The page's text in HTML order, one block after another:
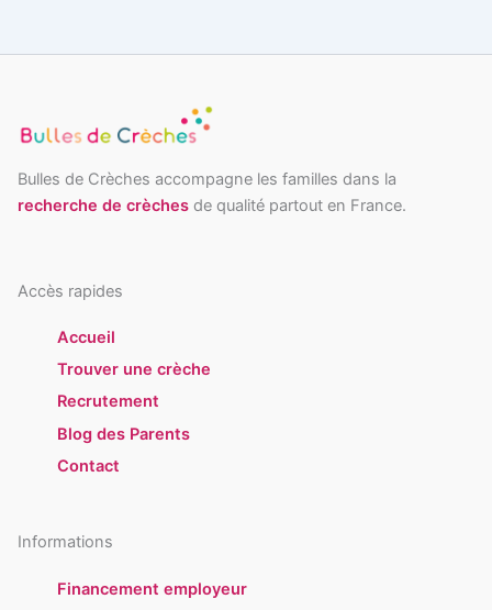
Bulles de Crèches accompagne les familles dans la
recherche de crèches de qualité partout en France.
Accès rapides
Accueil
Trouver une crèche
Recrutement
Blog des Parents
Contact
Informations
Financement employeur